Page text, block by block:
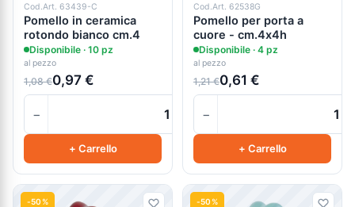
Cod.Art. 63439-C
Pomello in ceramica
rotondo bianco cm.4
Disponibile · 10 pz
al pezzo
1,08 €0,97 €
−
+ Carrello
Cod.Art. 62538G
Pomello per porta a
cuore - cm.4x4h
Disponibile · 4 pz
al pezzo
1,21 €0,61 €
−
+ Carrello
-50% -50%